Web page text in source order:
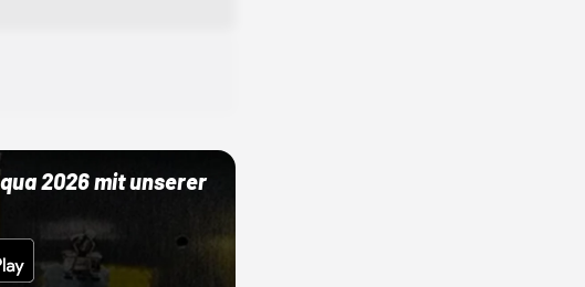
2026 mit unserer